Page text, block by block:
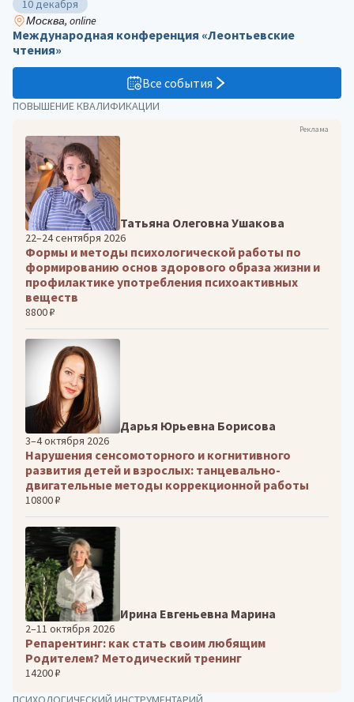
ПОВЫШЕНИЕ КВАЛИФИКАЦИИ
Реклама
Татьяна Олеговна Ушакова
22–24 сентября 2026
Формы и методы психологической работы по
формированию основ здорового образа жизни и
профилактике употребления психоактивных
веществ
8800 ₽
Дарья Юрьевна Борисова
3–4 октября 2026
Нарушения сенсомоторного и когнитивного
развития детей и взрослых: танцевально-
двигательные методы коррекционной работы
10800 ₽
Ирина Евгеньевна Марина
2–11 октября 2026
Репарентинг: как стать своим любящим
Родителем? Методический тренинг
14200 ₽
10 декабря
Москва, online
Международная конференция «Леонтьевские
чтения»
Все события